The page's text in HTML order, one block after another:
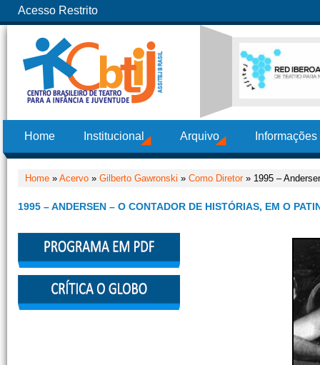
Acesso Restrito
Home Institucional Arquivo
Home » Acervo » Gilberto Gawronski » Como Diretor» 1995 –
1995 – ANDERSEN – O CONTADOR DE HISTÓRIAS, EM O